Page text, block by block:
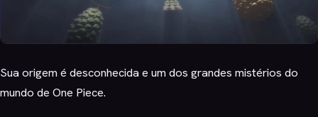
Sua origem é desconhecida e um dos grandes mistérios do
mundo de One Piece.